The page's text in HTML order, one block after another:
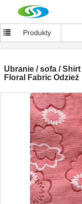
Produkty
Ubranie / sofa /
Floral Fabric Odzież